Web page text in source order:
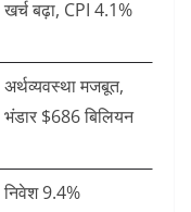
खर्च बढ़ा, CPI 4.1%
अर्थव्यवस्था मजबूत,
भंडार $686 बिलियन
निवेश 9.4%